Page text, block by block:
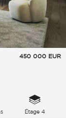
450 000 EUR
Étage 4